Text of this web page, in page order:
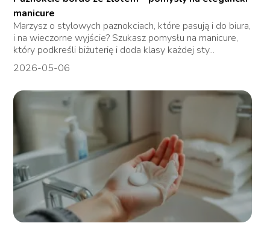
manicure
Marzysz o stylowych paznokciach, które pasują i do biura,
i na wieczorne wyjście? Szukasz pomysłu na manicure,
który podkreśli biżuterię i doda klasy każdej sty...
2026-05-06